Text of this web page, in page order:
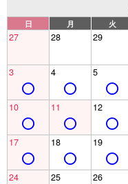
日 月 火
27 28 29
3 4 5
10 11 12
17 18 19
24 25 26